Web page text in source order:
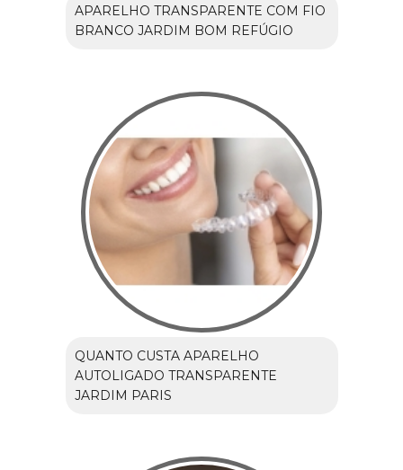
APARELHO TRANSPARENTE COM FIO
BRANCO JARDIM BOM REFÚGIO
QUANTO CUSTA APARELHO
AUTOLIGADO TRANSPARENTE
JARDIM PARIS